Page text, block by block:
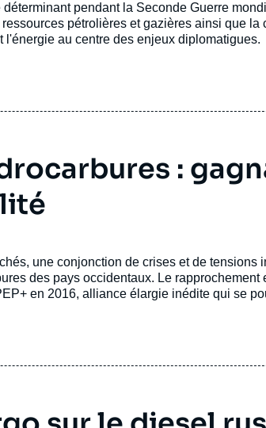
déterminant pendant la Seconde Guerre
ressources pétrolières etgazières ainsi que la
l'énergie au centre des enjeux diplomatigues.
:
une conjonction de crises et de tensions
des pays occidentaux. Le rapprochement
en 2016, alliance élargie inédite qui se
l’Union européenne fait pour l’heure